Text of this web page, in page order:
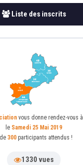
Liste des inscrits
vous donne rendez-vous à
le Samedi 25 Mai 2019
300 participants attendus !
1330 vues